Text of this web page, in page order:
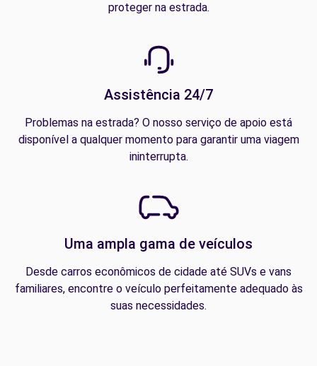
proteger na estrada.
Assistência 24/7
Problemas na estrada? O nosso serviço de apoio está
disponível a qualquer momento para garantir uma viagem
ininterrupta.
Uma ampla gama de veículos
Desde carros econômicos de cidade até SUVs e vans
familiares, encontre o veículo perfeitamente adequado às
suas necessidades.